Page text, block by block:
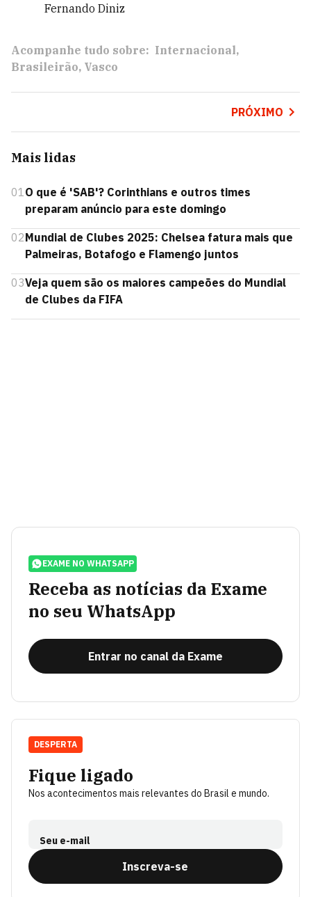
Fernando Diniz
Acompanhe tudo sobre: Internacional
Brasileirão Vasco
PRÓXIMO
Mais lidas
01 O que é 'SAB'? Corinthians e outros times
preparam anúncio para este domingo
02Mundial de Clubes 2025: Chelsea fatura mais que
Palmeiras, Botafogo e Flamengo juntos
03Veja quem são os maiores campeões do Mundial
de Clubes da FIFA
EXAME NO WHATSAPP
Receba as notícias da Exame
no seu WhatsApp
Entrar no canal da Exame
Fique ligado
Nos acontecimentos mais relevantes do Brasil e mundo.
Seu e-mail
Inscreva-se
DESPERTA